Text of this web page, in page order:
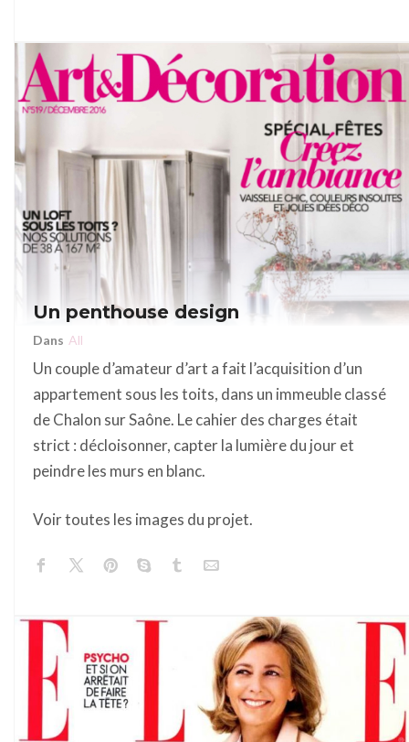
Un penthouse design
Dans All
Un couple d’amateur d’art a fait l’acquisition d’un
appartement sous les toits, dans un immeuble classé
de Chalon sur Saône. Le cahier des charges était
strict : décloisonner, capter la lumière du jour et
peindre les murs en blanc.
Voir toutes les images du projet.